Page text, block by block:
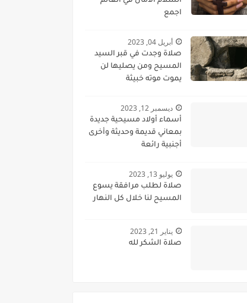
اجمع
أبريل 04, 2023
صلاة وجدت في قبر السيد
المسيح ومن يصليها لن
يموت موته خبيثة
ديسمبر 12, 2023
أسماء أولاد مسيحية جديدة
بمعاني قديمة وحديثة وأخرى
أجنبية رائعة
يوليو 13, 2023
صلاة لطلب مرافقة يسوع
المسيح لنا خلال كل النهار
يناير 21, 2023
صلاة الشكر لله